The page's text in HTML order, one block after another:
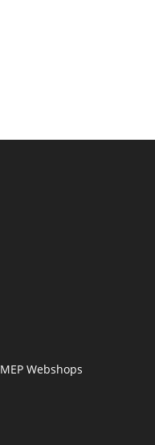
Webshops